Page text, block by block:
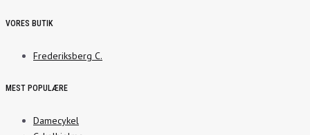
VORES BUTIK
Frederiksberg C.
MEST POPULÆRE
Damecykel